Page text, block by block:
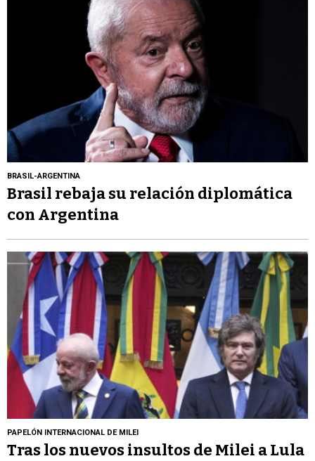
BRASIL-ARGENTINA
Brasil rebaja su relación diplomática
con Argentina
PAPELÓN INTERNACIONAL DE MILEI
Tras los nuevos insultos de Milei a Lula